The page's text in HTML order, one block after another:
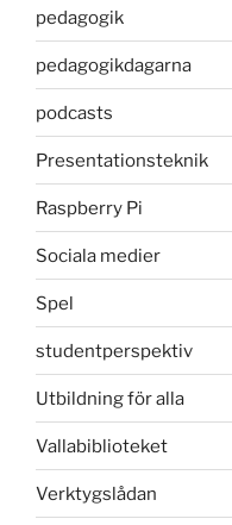
pedagogik
pedagogikdagarna
podcasts
Presentationsteknik
Raspberry Pi
Sociala medier
Spel
studentperspektiv
Utbildning för alla
Vallabiblioteket
Verktygslådan